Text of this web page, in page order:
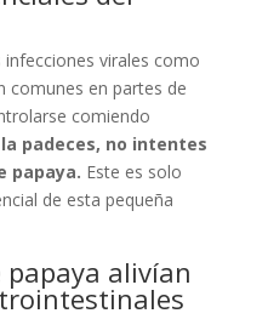
virales como
comunes en partes de
comiendo
padeces, no intentes
papaya. Este es solo
de esta pequeña
papaya alivían